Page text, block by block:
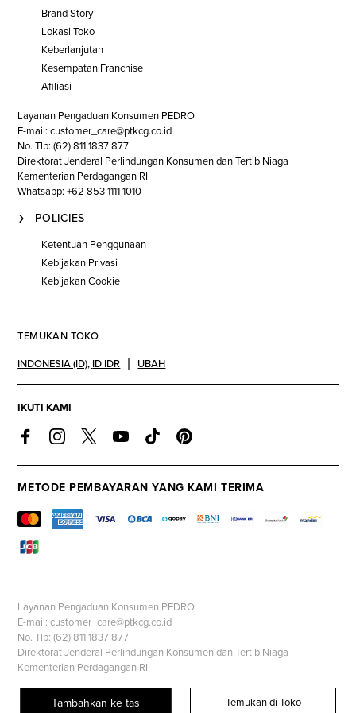
Tambahkan ke tas Temukan di Toko
Brand Story
Lokasi Toko
Keberlanjutan
Kesempatan Franchise
Afiliasi
Layanan Pengaduan Konsumen PEDRO
E-mail: customer_care@ptkcg.co.id
No. Tlp: (62) 811 1837 877
Direktorat Jenderal Perlindungan Konsumen dan Tertib Niaga
Kementerian Perdagangan RI
Whatsapp: +62 853 1111 1010
POLICIES
Ketentuan Penggunaan
Kebijakan Privasi
Kebijakan Cookie
TEMUKAN TOKO
INDONESIA (ID), ID IDR UBAH
IKUTI KAMI
METODE PEMBAYARAN YANG KAMI TERIMA
Layanan Pengaduan Konsumen PEDRO
E-mail: customer_care@ptkcg.co.id
No. Tlp: (62) 811 1837 877
Direktorat Jenderal Perlindungan Konsumen dan Tertib Niaga
Kementerian Perdagangan RI